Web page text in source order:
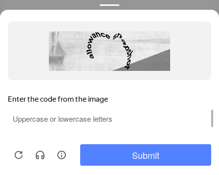
Политика конфиденциальности
Контакты
8 800 700-80-40
Заказать звонок
zakaz-na-pol@yandex.ru